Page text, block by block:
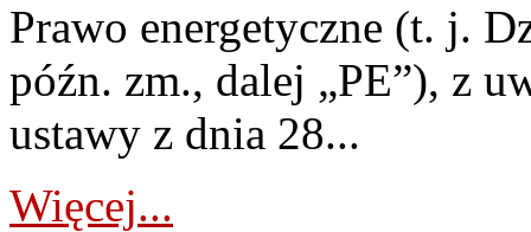
Prawo energetyczne (t. j.
późn. zm., dalej „PE”), z
ustawy z dnia 28...
Więcej...